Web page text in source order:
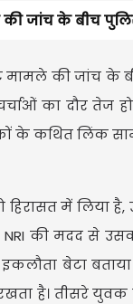
की जांच के बीच
मामले की
का दौर तेज
के कथित लिंक
में लिया
की मदद से
बेटा
है। तीसरे